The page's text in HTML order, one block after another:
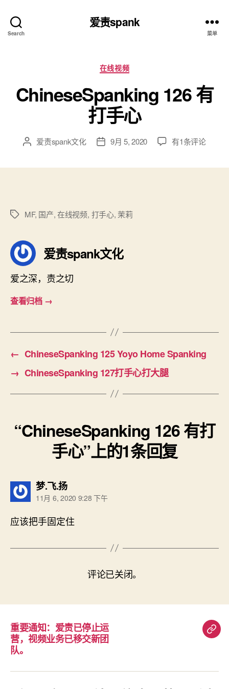
Search
爱责spank
菜单
分
类
在线视频
ChineseSpanking 126 有
打手心
文 爱责spank文化
发 9月 5, 2020
ChineseSpanking
有1条评论
标
MF, 国产,在线视频, 打手心, 茉莉
爱责spank文化
爱之深，责之切
查看归档 →
← ChineseSpanking 125 Yoyo Home Spanking
→ ChineseSpanking 127打手心打大腿
“ChineseSpanking 126 有打
手心”上的1条回复
梦.飞.扬说：
11月 6, 2020 9:28 下午
应该把手固定住
评论已关闭。
重要通知：爱责已停止运
营，视频业务已移交新团
队。
重
知：